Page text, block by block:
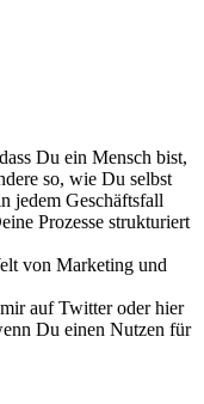
Du ein Mensch bist,
so, wie Du selbst
jedem Geschäftsfall
Prozesse strukturiert
von Marketing und
auf Twitter oder hier
Du einen Nutzen für